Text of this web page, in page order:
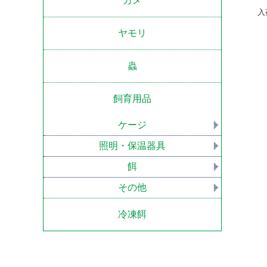
ヤモリ
蟲
飼育用品
ケージ
照明・保温器具
餌
その他
冷凍餌